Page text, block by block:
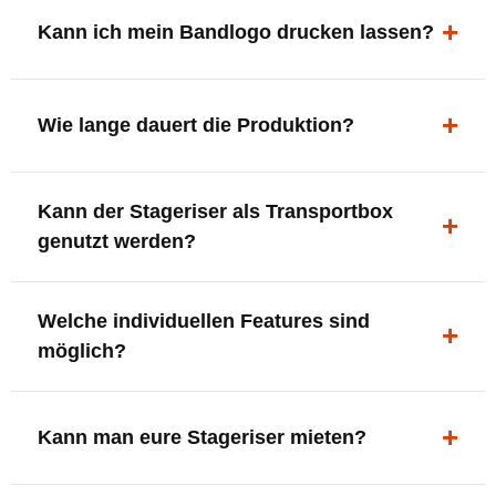
ergonomisch, sicher und gut sichtbar.
Kann ich mein Bandlogo drucken lassen?
deine Bühne, deine Marke.
Wie lange dauert die Produktion?
innerhalb Deutschlands kostenfrei.
Kann der Stageriser als Transportbox
genutzt werden?
oder Zubehör nutzen.
Welche individuellen Features sind
möglich?
XLR-Brücke / Schnittstelle
Setlist-Clip
Kann man eure Stageriser mieten?